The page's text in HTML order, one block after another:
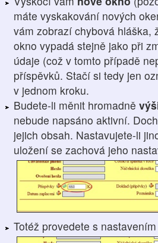
máte vyskakování nových
vám zobrazí chybová hláška,
okno vypadá stejně jako při
údaje (což v tomto případě
příspěvků. Stačí si tedy jen
v jednom kroku.
Budete-li měnit hromadně
nebude napsáno aktivní.
jejich obsah. Nastavujete-li
uložení se zachová jeho
Totéž provedete s nastavením